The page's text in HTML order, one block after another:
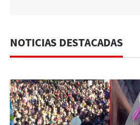
NOTICIAS DESTACADAS